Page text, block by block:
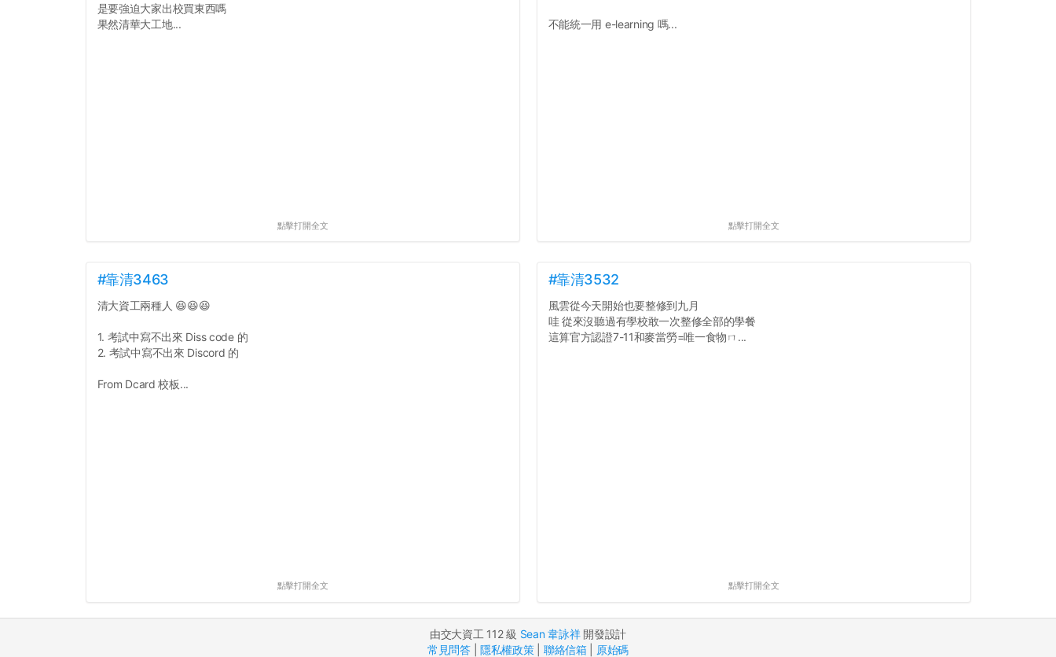
是要強迫大家出校買東西嗎
果然清華大工地...
點擊打開全文
不能統一用 e-learning 嗎...
點擊打開全文
#靠清3463
清大資工兩種人 😆😆😆
1. 考試中寫不出來 Diss code 的
2. 考試中寫不出來 Discord 的
From Dcard 校板...
點擊打開全文
#靠清3532
風雲從今天開始也要整修到九月
哇 從來沒聽過有學校敢一次整修全部的學餐
這算官方認證7-11和麥當勞=唯一食物ㄇ...
點擊打開全文
由交大資工 112 級 Sean 韋詠祥開發設計
常見問答|隱私權政策| 聯絡信箱| 原始碼